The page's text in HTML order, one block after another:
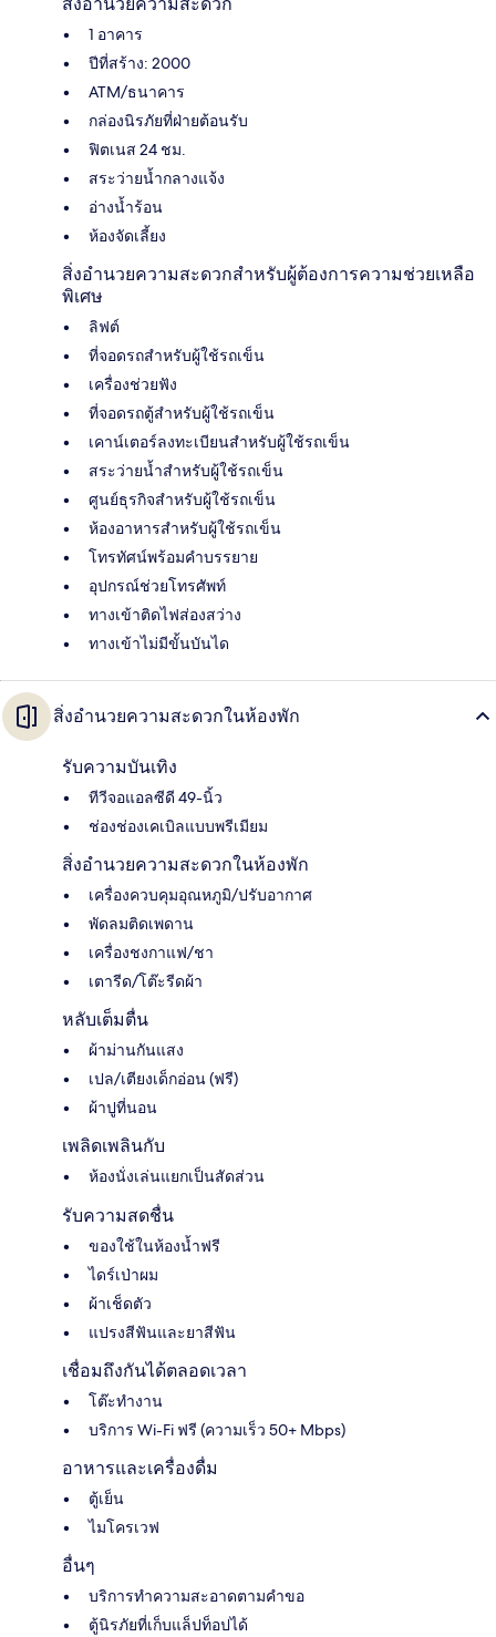
1 อาคาร
ปีที่สร้าง: 2000
ATM/ธนาคาร
กล่องนิรภัยที่ฝ่ายต้อนรับ
ฟิตเนส 24 ชม.
สระว่ายน้ำกลางแจ้ง
อ่างน้ำร้อน
ห้องจัดเลี้ยง
สิ่งอำนวยความสะดวกสำหรับผู้ต้องการความช่วยเหลือ
พิเศษ
ลิฟต์
ที่จอดรถสำหรับผู้ใช้รถเข็น
เครื่องช่วยฟัง
ที่จอดรถตู้สำหรับผู้ใช้รถเข็น
เคาน์เตอร์ลงทะเบียนสำหรับผู้ใช้รถเข็น
สระว่ายน้ำสำหรับผู้ใช้รถเข็น
ศูนย์ธุรกิจสำหรับผู้ใช้รถเข็น
ห้องอาหารสำหรับผู้ใช้รถเข็น
โทรทัศน์พร้อมคำบรรยาย
อุปกรณ์ช่วยโทรศัพท์
ทางเข้าติดไฟส่องสว่าง
ทางเข้าไม่มีขั้นบันได
สิ่งอำนวยความสะดวกในห้องพัก
รับความบันเทิง
ทีวีจอแอลซีดี 49-นิ้ว
ช่องช่องเคเบิลแบบพรีเมียม
สิ่งอำนวยความสะดวกในห้องพัก
เครื่องควบคุมอุณหภูมิ/ปรับอากาศ
พัดลมติดเพดาน
เครื่องชงกาแฟ/ชา
เตารีด/โต๊ะรีดผ้า
หลับเต็มตื่น
ผ้าม่านกันแสง
เปล/เตียงเด็กอ่อน (ฟรี)
ผ้าปูที่นอน
เพลิดเพลินกับ
ห้องนั่งเล่นแยกเป็นสัดส่วน
รับความสดชื่น
ของใช้ในห้องน้ำฟรี
ไดร์เป่าผม
ผ้าเช็ดตัว
แปรงสีฟันและยาสีฟัน
เชื่อมถึงกันได้ตลอดเวลา
โต๊ะทำงาน
บริการ Wi-Fi ฟรี (ความเร็ว 50+ Mbps)
อาหารและเครื่องดื่ม
ตู้เย็น
ไมโครเวฟ
อื่นๆ
บริการทำความสะอาดตามคำขอ
ตู้นิรภัยที่เก็บแล็ปท็อปได้